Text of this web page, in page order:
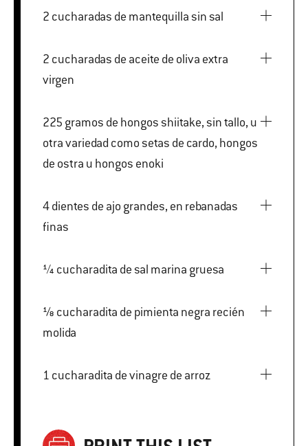
2 cucharadas de mantequilla sin sal
2 cucharadas de aceite de oliva extra
virgen
225 gramos de hongos shiitake, sin tallo, u
otra variedad como setas de cardo, hongos
de ostra u hongos enoki
4 dientes de ajo grandes, en rebanadas
finas
¼ cucharadita de sal marina gruesa
⅛ cucharadita de pimienta negra recién
molida
1 cucharadita de vinagre de arroz